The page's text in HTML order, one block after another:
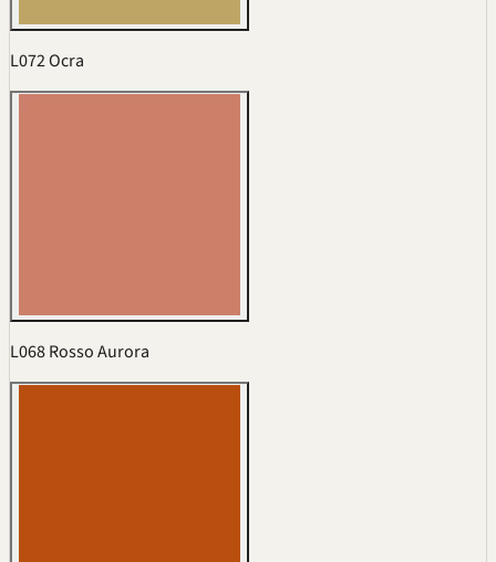
L072 Ocra
L068 Rosso Aurora